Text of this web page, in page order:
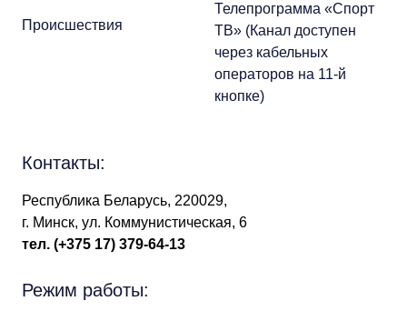
Происшествия
Телепрограмма «Спорт
ТВ» (Канал доступен
через кабельных
операторов на 11-й
кнопке)
Контакты:
Республика Беларусь, 220029,
г. Минск, ул. Коммунистическая, 6
тел. (+375 17) 379-64-13
Режим работы: